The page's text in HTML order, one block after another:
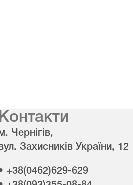
Контакти
м. Чернігів,
вул. Захисників України, 12
+38(0462)629-629